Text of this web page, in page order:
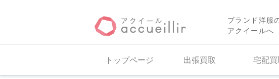
ブランド洋服
アクイールへ
トップページ 出張買取 宅配買